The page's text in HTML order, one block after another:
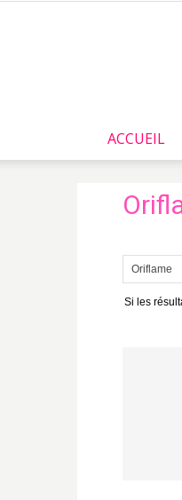
ACCUEIL
Si les